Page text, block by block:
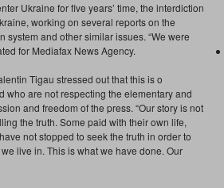
Ukraine for five years’ time, the interdiction
working on several reports on the
and other similar issues. “We were
for Mediafax News Agency.
Tigau stressed out that this is o
who are not respecting the elementary and
and freedom of the press. “Our story is not
the truth. Some paid with their own life,
not stopped to seek the truth in order to
live in. This is what we have done. Our